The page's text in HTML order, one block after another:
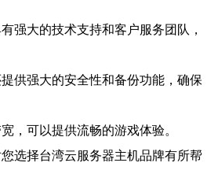
强大的技术支持和客户服务团队，
供强大的安全性和备份功能，确保
，可以提供流畅的游戏体验。
选择台湾云服务器主机品牌有所帮